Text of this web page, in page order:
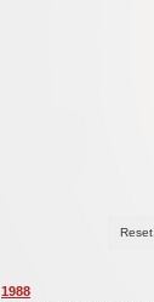
Reset
1988